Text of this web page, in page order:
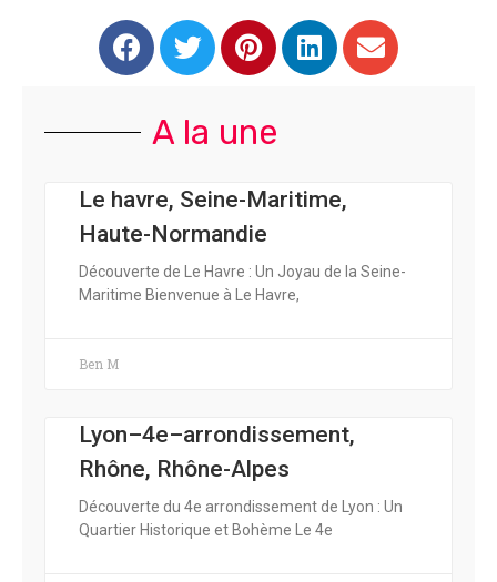
A la une
Le havre, Seine-Maritime,
Haute-Normandie
Découverte de Le Havre : Un Joyau de la Seine-
Maritime Bienvenue à Le Havre,
Ben M
Lyon–4e–arrondissement,
Rhône, Rhône-Alpes
Découverte du 4e arrondissement de Lyon : Un
Quartier Historique et Bohème Le 4e